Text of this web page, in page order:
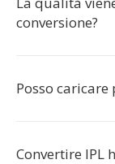
conversione?
Posso
Convertire IPL